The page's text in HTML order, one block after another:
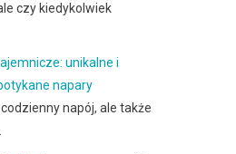
czy kiedykolwiek
unikalne i
napary
napój, ale także